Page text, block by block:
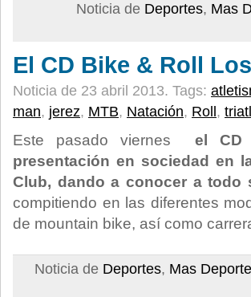
Noticia de Deportes, Mas
El CD Bike & Roll
Noticia de 23 abril 2013. Tags:
man, jerez, MTB, Natación, Roll ,
Este pasado viernesel CD
presentación en sociedad en
Club, dando a conocer a todo
compitiendo en las diferentes
de mountain bike, así como
Noticia de Deportes, Mas